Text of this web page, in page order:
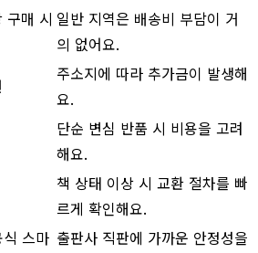
구매 시 일반 지역은 배송비 부담이 거
의 없어요.
주소지에 따라 추가금이 발생해
요.
단순 변심 반품 시 비용을 고려
해요.
책 상태 이상 시 교환 절차를 빠
르게 확인해요.
식 스마 출판사 직판에 가까운 안정성을